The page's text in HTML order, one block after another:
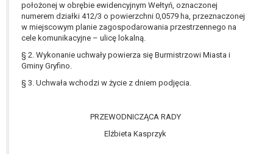
położonej w obrębie ewidencyjnym Wełtyń, oznaczonej
numerem działki 412/3 o powierzchni 0,0579 ha, przeznaczonej
w miejscowym planie zagospodarowania przestrzennego na
cele komunikacyjne – ulicę lokalną.
§ 2. Wykonanie uchwały powierza się Burmistrzowi Miasta i
Gminy Gryfino.
§ 3. Uchwała wchodzi w życie z dniem podjęcia.
PRZEWODNICZĄCA RADY
Elżbieta Kasprzyk
przetwarzać tych danych osobowych, chyba
że wykaże on istnienie ważnych prawnie
uzasadnionych podstaw do przetwarzania,
wolności osoby, której dane dotyczą, lub
obrony roszczeń.
W przypadku gdy przetwarzanie danych
osobowych odbywa się na podstawie zgody osoby